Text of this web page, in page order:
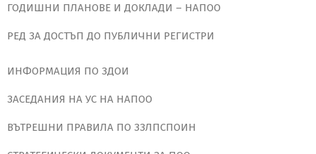
ГОДИШНИ ПЛАНОВЕ И ДОКЛАДИ – НАПОО
РЕД ЗА ДОСТЪП ДО ПУБЛИЧНИ РЕГИСТРИ
ИНФОРМАЦИЯ ПО ЗДОИ
ЗАСЕДАНИЯ НА УС НА НАПОО
ВЪТРЕШНИ ПРАВИЛА ПО ЗЗЛПСПОИН